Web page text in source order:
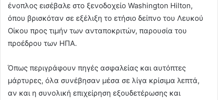
ένοπλος εισέβαλε στο ξενοδοχείο Washington Hilton,
όπου βρισκόταν σε εξέλιξη το ετήσιο δείπνο του Λευκού
Οίκου προς τιμήν των ανταποκριτών, παρουσία του
προέδρου των ΗΠΑ.
Όπως περιγράφουν πηγές ασφαλείας και αυτόπτες
μάρτυρες, όλα συνέβησαν μέσα σε λίγα κρίσιμα λεπτά,
αν και η συνολική επιχείρηση εξουδετέρωσης και